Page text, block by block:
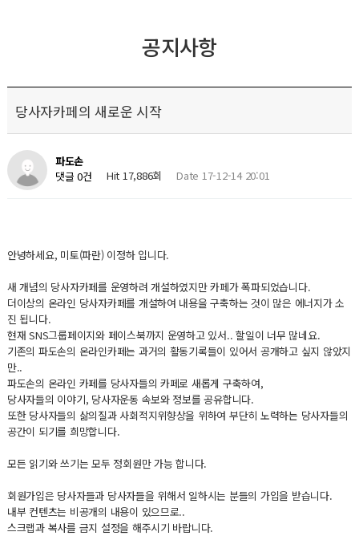
공지사항
당사자카페의 새로운 시작
파도손
댓글 0건
Hit 17,886회 Date 17-12-14 20:01
안녕하세요, 미토(파란) 이정하 입니다.
새 개념의 당사자카페를 운영하려 개설하였지만 카페가 폭파되었습니다.
더이상의 온라인 당사자카페를 개설하여 내용을 구축하는 것이 많은 에너지가 소
진 됩니다.
현재 SNS그룹페이지와 페이스북까지 운영하고 있서.. 할일이 너무 많네요.
기존의 파도손의 온라인카페는 과거의 활동기록들이 있어서 공개하고 싶지 않았지
만..
파도손의 온라인 카페를 당사자들의 카페로 새롭게 구축하여,
당사자들의 이야기, 당사자운동 속보와 정보를 공유합니다.
또한 당사자들의 삶의질과 사회적지위향상을 위하여 부단히 노력하는 당사자들의
공간이 되기를 희망합니다.
모든 읽기와 쓰기는 모두 정회원만 가능 합니다.
회원가입은 당사자들과 당사자들을 위해서 일하시는 분들의 가입을 받습니다.
내부 컨텐츠는 비공개의 내용이 있으므로..
스크랩과 복사를 금지 설정을 해주시기 바랍니다.